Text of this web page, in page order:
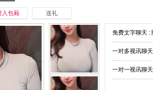
入包厢 送礼
免费文字聊天 :
一对多视讯聊
一对一视讯聊